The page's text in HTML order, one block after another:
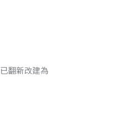
翻新改建為